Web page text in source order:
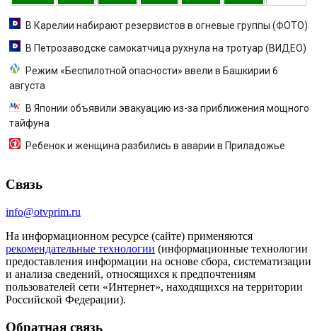
В Карелии набирают резервистов в огневые группы (ФОТО)
В Петрозаводске самокатчица рухнула на тротуар (ВИДЕО)
Режим «Беспилотной опасности» ввели в Башкирии 6
августа
В Японии объявили эвакуацию из-за приближения мощного
тайфуна
Ребенок и женщина разбились в аварии в Приладожье
Связь
info@otvprim.ru
На информационном ресурсе (сайте) применяются
рекомендательные технологии (информационные технологии
предоставления информации на основе сбора, систематизации
и анализа сведений, относящихся к предпочтениям
пользователей сети «Интернет», находящихся на территории
Российской Федерации).
Обратная связь